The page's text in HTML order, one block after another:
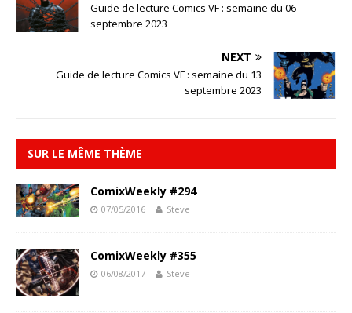
Guide de lecture Comics VF : semaine du 06
septembre 2023
NEXT
Guide de lecture Comics VF : semaine du 13
septembre 2023
SUR LE MÊME THÈME
ComixWeekly #294
07/05/2016 Steve
ComixWeekly #355
06/08/2017 Steve